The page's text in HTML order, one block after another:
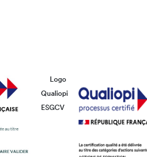
Logo
Qualiopi
ESGCV